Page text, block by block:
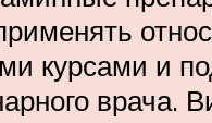
курсами и
врача.